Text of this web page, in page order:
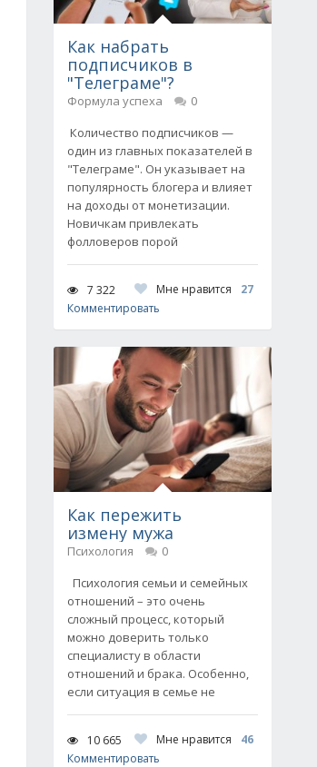
Как набрать
подписчиков в
"Телеграме"?
Формула успеха
0
Количество подписчиков —
один из главных показателей в
"Телеграме". Он указывает на
популярность блогера и влияет
на доходы от монетизации.
Новичкам привлекать
фолловеров порой
7 322 Мне нравится
27
Комментировать
Как пережить
измену мужа
Психология
0
Психология семьи и семейных
отношений – это очень
сложный процесс, который
можно доверить только
специалисту в области
отношений и брака. Особенно,
если ситуация в семье не
10 665 Мне нравится
46
Комментировать